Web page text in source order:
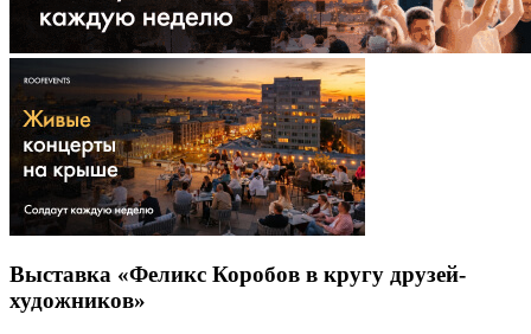
Выставка «Феликс Коробов в кругу друзей-
художников»